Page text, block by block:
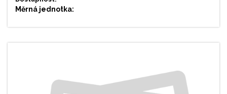
Měrná jednotka: